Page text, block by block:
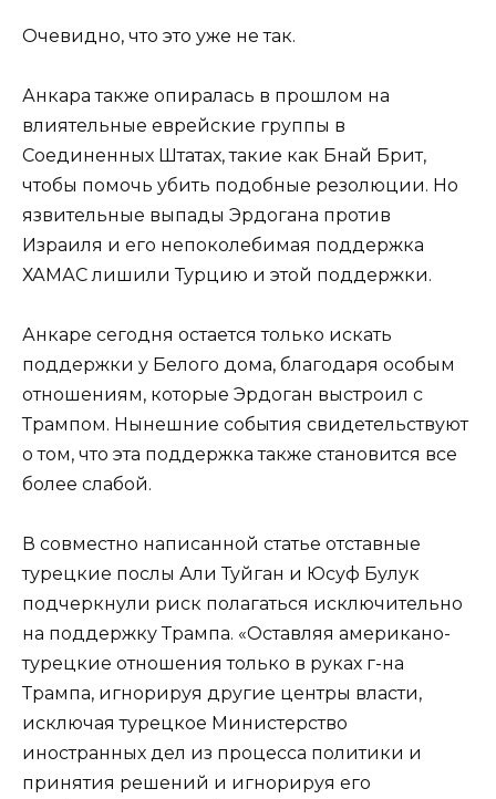
Очевидно, что это уже не так.
Анкара также опиралась в прошлом на
влиятельные еврейские группы в
Соединенных Штатах, такие как Бнай Брит,
чтобы помочь убить подобные резолюции. Но
язвительные выпады Эрдогана против
Израиля и его непоколебимая поддержка
ХАМАС лишили Турцию и этой поддержки.
Анкаре сегодня остается только искать
поддержки у Белого дома, благодаря особым
отношениям, которые Эрдоган выстроил с
Трампом. Нынешние события свидетельствуют
о том, что эта поддержка также становится все
более слабой.
В совместно написанной статье отставные
турецкие послы Али Туйган и Юсуф Булук
подчеркнули риск полагаться исключительно
на поддержку Трампа. «Оставляя американо-
турецкие отношения только в руках г-на
Трампа, игнорируя другие центры власти,
исключая турецкое Министерство
иностранных дел из процесса политики и
принятия решений и игнорируя его